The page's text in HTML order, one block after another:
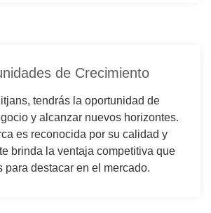
de Crecimiento
tendrás la oportunidad de
y alcanzar nuevos horizontes.
es reconocida por su calidad y
brinda la ventaja competitiva que
para destacar en el mercado.